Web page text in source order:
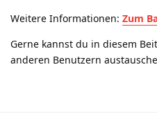
Weitere Informationen: Zum
Gerne kannst du in diesem
anderen Benutzern